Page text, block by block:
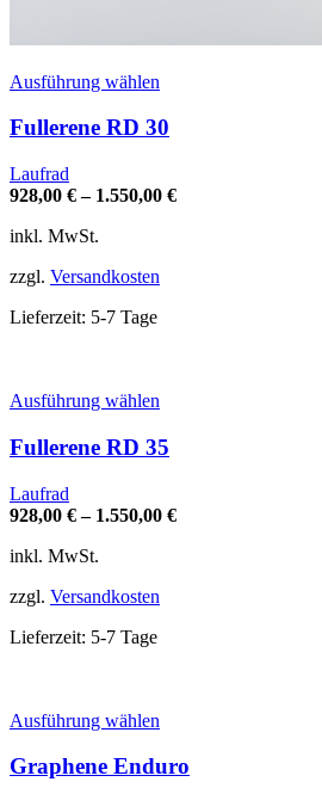
Ausführung wählen
weist
auf.
Fullerene RD 30
Laufrad
928,00 €– 1.550,00 €
inkl. MwSt.
zzgl. Versandkosten
Lieferzeit: 5-7 Tage
Ausführung wählen
weist
mehrere
auf.
Die
Fullerene RD 35
Laufrad
928,00 €– 1.550,00 €
inkl. MwSt.
zzgl. Versandkosten
Lieferzeit: 5-7 Tage
Ausführung wählen
weist
Graphene Enduro